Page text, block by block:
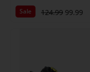
Sale 124.99 99.99